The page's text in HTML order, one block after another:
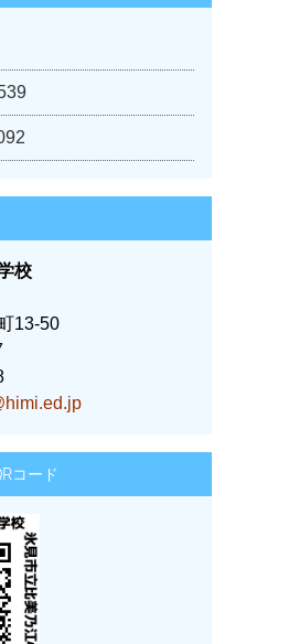
校
13-50
コード